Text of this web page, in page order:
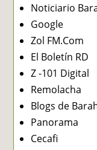
Noticiario
Google
Zol FM.Com
El Boletín RD
Z -101 Digital
Remolacha
Blogs de
Panorama
Cecafi